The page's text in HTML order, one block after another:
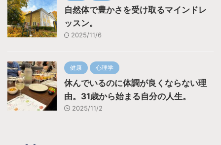
自然体で豊かさを受け取るマインドレ
ッスン。
2025/11/6
健康 心理学
休んでいるのに体調が良くならない理
由。31歳から始まる自分の人生。
2025/11/2